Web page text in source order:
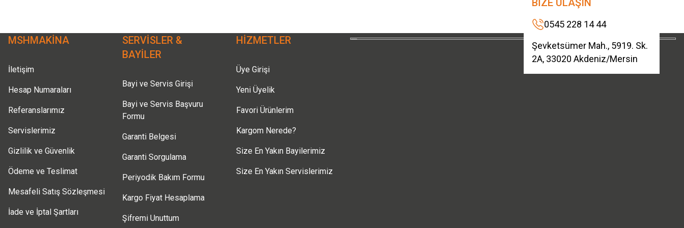
Ürün fiyatı diğer sitelerden daha pahalı.
Bu ürüne benzer farklı alternatifler olmalı.
MSHMAKİNA
İletişim
Hesap Numaraları
Referanslarımız
Servislerimiz
Gizlilik ve Güvenlik
Ödeme ve Teslimat
Mesafeli Satış Sözleşmesi
İade ve İptal Şartları
SERVİSLER &
BAYİLER
Bayi ve Servis Girişi
Bayi ve Servis Başvuru
Formu
Garanti Belgesi
Garanti Sorgulama
Periyodik Bakım Formu
Kargo Fiyat Hesaplama
Şifremi Unuttum
HİZMETLER
Üye Girişi
Yeni Üyelik
Favori Ürünlerim
Kargom Nerede?
Size En Yakın Bayilerimiz
Size En Yakın Servislerimiz
BİZE ULAŞIN
0545 228 14 44
Şevketsümer Mah., 5919. Sk.
2A, 33020 Akdeniz/Mersin